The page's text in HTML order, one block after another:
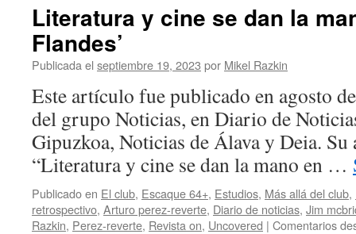
Literatura y cine se dan la
Flandes’
Publicada el septiembre 19, 2023 por Mikel Razkin
Este artículo fue publicado en agosto
del grupo Noticias, en Diario de
Gipuzkoa, Noticias de Álava y Deia.
“Literatura y cine se dan la mano en …
Publicado en El club, Escaque 64+, Estudios, Más allá del club,
retrospectivo, Arturo perez-reverte, Diario de noticias, Jim
Razkin, Perez-reverte, Revista on, Uncovered | Comentarios